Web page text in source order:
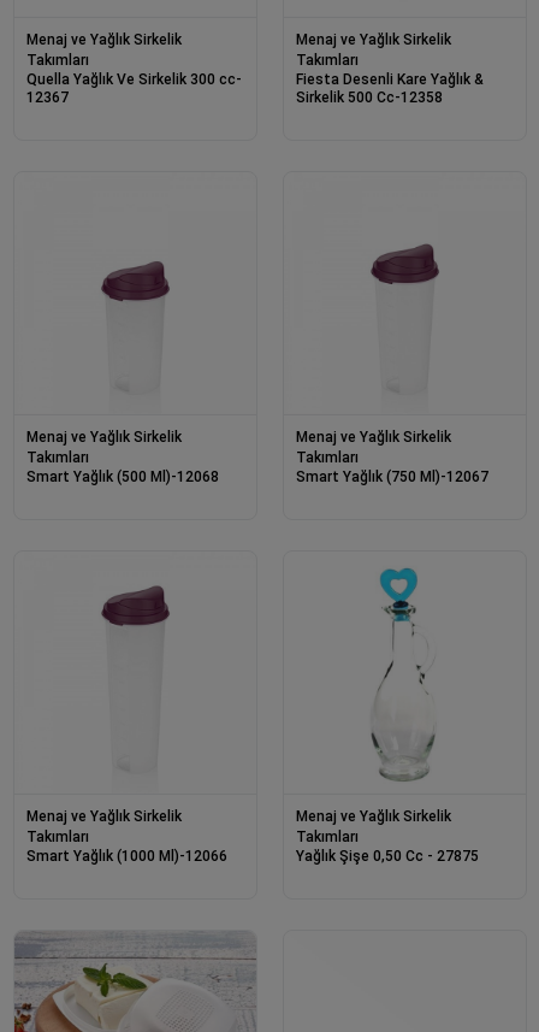
Menaj ve Yağlık Sirkelik
Takımları
Quella Yağlık Ve Sirkelik 300 cc-
12367
Menaj ve Yağlık Sirkelik
Takımları
Fiesta Desenli Kare Yağlık &
Sirkelik 500 Cc-12358
Menaj ve Yağlık Sirkelik
Takımları
Smart Yağlık (500 Ml)-12068
Menaj ve Yağlık Sirkelik
Takımları
Smart Yağlık (750 Ml)-12067
Menaj ve Yağlık Sirkelik
Takımları
Smart Yağlık (1000 Ml)-12066
Menaj ve Yağlık Sirkelik
Takımları
Yağlık Şişe 0,50 Cc - 27875